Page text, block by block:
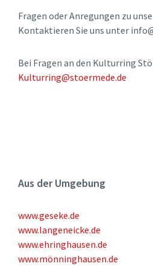
Fragen oder Anregungen zu
Kontaktieren Sie uns unter
Bei Fragen an den Kulturring
Kulturring@stoermede.de
Aus der Umgebung
www.geseke.de
www.langeneicke.de
www.ehringhausen.de
www.mönninghausen.de